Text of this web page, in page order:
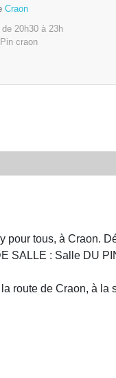
Craon
de 20h30 à 23h
craon
pour tous, à Craon.
SALLE : Salle DU
route de Craon, à la